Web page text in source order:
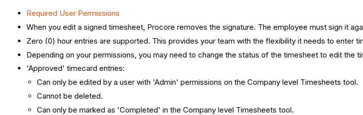
Required User Permissions
When you edit a signed timesheet, Procore removes the signature. The employee must sign it
Zero (0) hour entries are supported. This provides your team with the flexibility it needs to enter
Depending on your permissions, you may need to change the status of the timesheet to edit the
'Approved' timecard entries:
Can only be edited by a user with 'Admin' permissions on the Company level Timesheets tool.
Cannot be deleted.
Can only be marked as 'Completed' in the Company level Timesheets tool.